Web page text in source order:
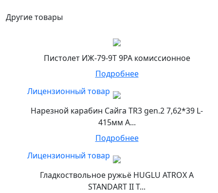
Другие товары
Пистолет ИЖ-79-9Т 9РА комиссионное
Подробнее
Лицензионный товар
Нарезной карабин Сайга TR3 gen.2 7,62*39 L-
415мм А...
Подробнее
Лицензионный товар
Гладкоствольное ружьё HUGLU ATROX A
STANDART II T...